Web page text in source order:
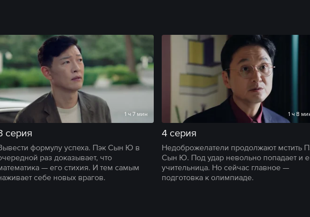
1 ч 7 мин
серия
формулу успеха. Пэк Сын Ю в
раз доказывает, что
— его стихия. И тем самым
себе новых врагов.
1 ч 8
4 серия
Недоброжелатели продолжают мстить
Сын Ю. Под удар невольно попадает и
учительница. Но сейчас главное —
подготовка к олимпиаде.